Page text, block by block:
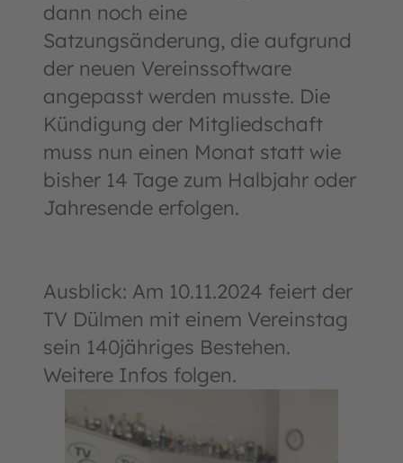
dann noch eine
Satzungsänderung, die aufgrund
der neuen Vereinssoftware
angepasst werden musste. Die
Kündigung der Mitgliedschaft
muss nun einen Monat statt wie
bisher 14 Tage zum Halbjahr oder
Jahresende erfolgen.
Ausblick: Am 10.11.2024 feiert der
TV Dülmen mit einem Vereinstag
sein 140jähriges Bestehen.
Weitere Infos folgen.